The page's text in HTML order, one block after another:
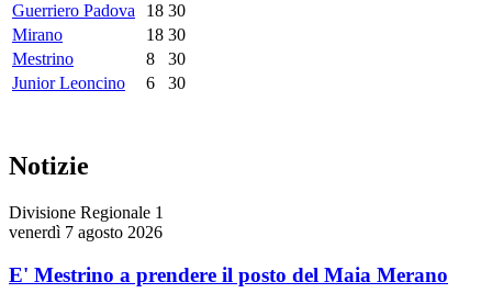
Guerriero Padova
18 30
Mirano
18 30
Mestrino
8
30
Junior Leoncino
6 30
Notizie
Divisione Regionale 1
venerdì 7 agosto 2026
E' Mestrino a prendere il posto del Maia Merano